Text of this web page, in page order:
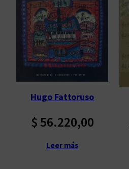
Hugo Fattoruso
$56.220,00
Leer más